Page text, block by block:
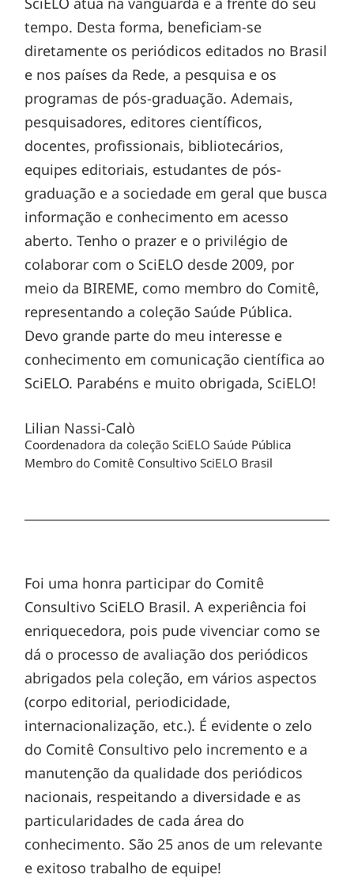
tempo. Desta forma, beneficiam-se
diretamente os periódicos editados no Brasil
e nos países da Rede, a pesquisa e os
programas de pós-graduação. Ademais,
pesquisadores, editores científicos,
docentes, profissionais, bibliotecários,
equipes editoriais, estudantes de pós-
graduação e a sociedade em geral que busca
informação e conhecimento em acesso
aberto. Tenho o prazer e o privilégio de
colaborar com o SciELO desde 2009, por
meio da BIREME, como membro do Comitê,
representando a coleção Saúde Pública.
Devo grande parte do meu interesse e
conhecimento em comunicação científica ao
SciELO. Parabéns e muito obrigada, SciELO!
Lilian Nassi-Calò
Coordenadora da coleção SciELO Saúde Pública
Membro do Comitê Consultivo SciELO Brasil
Foi uma honra participar do Comitê
Consultivo SciELO Brasil. A experiência foi
enriquecedora, pois pude vivenciar como se
dá o processo de avaliação dos periódicos
abrigados pela coleção, em vários aspectos
(corpo editorial, periodicidade,
internacionalização, etc.). É evidente o zelo
do Comitê Consultivo pelo incremento e a
manutenção da qualidade dos periódicos
nacionais, respeitando a diversidade e as
particularidades de cada área do
conhecimento. São 25 anos de um relevante
e exitoso trabalho de equipe!